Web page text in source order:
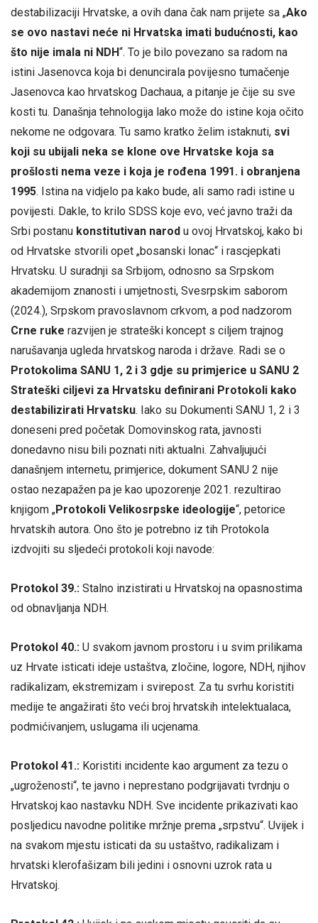
destabilizaciji Hrvatske, a ovih dana čak nam prijete sa „Ako
se ovo nastavi neće ni Hrvatska imati budućnosti, kao
što nije imala ni NDH“. To je bilo povezano sa radom na
istini Jasenovca koja bi denuncirala povijesno tumačenje
Jasenovca kao hrvatskog Dachaua, a pitanje je čije su sve
kosti tu. Današnja tehnologija lako može do istine koja očito
nekome ne odgovara. Tu samo kratko želim istaknuti, svi
koji su ubijali neka se klone ove Hrvatske koja sa
prošlosti nema veze i koja je rođena 1991. i obranjena
1995. Istina na vidjelo pa kako bude, ali samo radi istine u
povijesti. Dakle, to krilo SDSS koje evo, već javno traži da
Srbi postanu konstitutivan narod u ovoj Hrvatskoj, kako bi
od Hrvatske stvorili opet „bosanski lonac“ i rascjepkati
Hrvatsku. U suradnji sa Srbijom, odnosno sa Srpskom
akademijom znanosti i umjetnosti, Svesrpskim saborom
(2024.), Srpskom pravoslavnom crkvom, a pod nadzorom
Crne ruke razvijen je strateški koncept s ciljem trajnog
narušavanja ugleda hrvatskog naroda i države. Radi se o
Protokolima SANU 1, 2 i 3 gdje su primjerice u SANU 2
Strateški ciljevi za Hrvatsku definirani Protokoli kako
destabilizirati Hrvatsku. Iako su Dokumenti SANU 1, 2 i 3
doneseni pred početak Domovinskog rata, javnosti
donedavno nisu bili poznati niti aktualni. Zahvaljujući
današnjem internetu, primjerice, dokument SANU 2 nije
ostao nezapažen pa je kao upozorenje 2021. rezultirao
knjigom „Protokoli Velikosrpske ideologije“, petorice
hrvatskih autora. Ono što je potrebno iz tih Protokola
izdvojiti su sljedeći protokoli koji navode:
Protokol 39.: Stalno inzistirati u Hrvatskoj na opasnostima
od obnavljanja NDH.
Protokol 40.: U svakom javnom prostoru i u svim prilikama
uz Hrvate isticati ideje ustaštva, zločine, logore, NDH, njihov
radikalizam, ekstremizam i svirepost. Za tu svrhu koristiti
medije te angažirati što veći broj hrvatskih intelektualaca,
podmićivanjem, uslugama ili ucjenama.
Protokol 41.: Koristiti incidente kao argument za tezu o
„ugroženosti“, te javno i neprestano podgrijavati tvrdnju o
Hrvatskoj kao nastavku NDH. Sve incidente prikazivati kao
posljedicu navodne politike mržnje prema „srpstvu“. Uvijek i
na svakom mjestu isticati da su ustaštvo, radikalizam i
hrvatski klerofašizam bili jedini i osnovni uzrok rata u
Hrvatskoj.